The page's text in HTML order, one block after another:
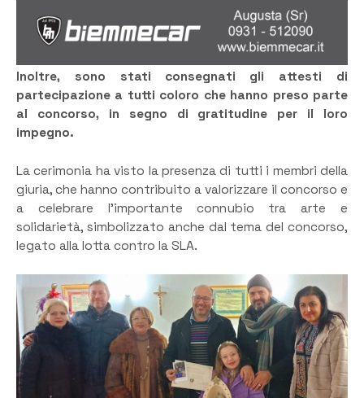
Inoltre, sono stati consegnati gli attesti di
partecipazione a tutti coloro che hanno preso parte
al concorso, in segno di gratitudine per il loro
impegno.
La cerimonia ha visto la presenza di tutti i membri della
giuria, che hanno contribuito a valorizzare il concorso e
a celebrare l’importante connubio tra arte e
solidarietà, simbolizzato anche dal tema del concorso,
legato alla lotta contro la SLA.